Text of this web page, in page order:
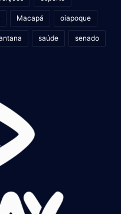
Macapá oiapoque
saúde senado